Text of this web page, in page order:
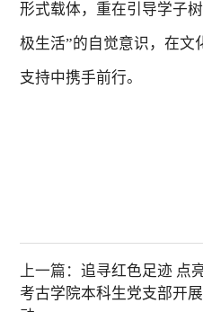
形式载体，重在引导学子
极生活”的自觉意识，在文
支持中携手前行。
上一篇：追寻红色足迹 点
考古学院本科生党支部开